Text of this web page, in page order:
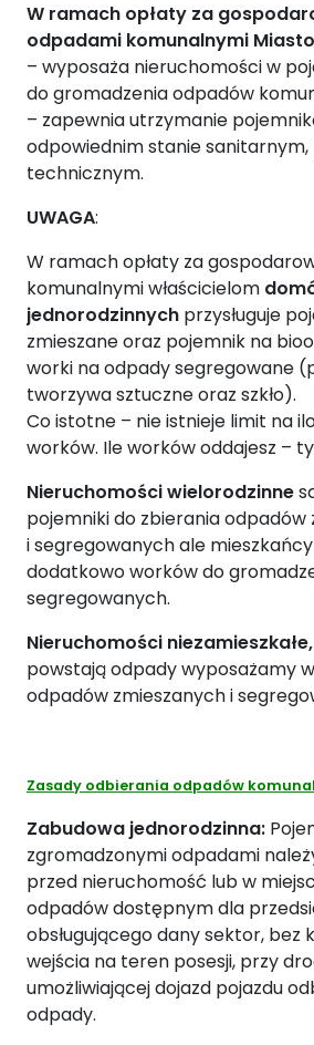
W ramach opłaty za
odpadami komunalnymi
– wyposaża nieruchomości w
do gromadzenia odpadów
– zapewnia utrzymanie
odpowiednim stanie
technicznym.
UWAGA:
W ramach opłaty za
komunalnymi właścicielom
jednorodzinnych przysługuje
zmieszane oraz pojemnik na
worki na odpady segregowane
tworzywa sztuczne oraz szkło).
Co istotne – nie istnieje limit na
worków. Ile worków oddajesz –
Nieruchomości wielorodzinne
pojemniki do zbierania odpadów
i segregowanych ale
dodatkowo worków do
segregowanych.
Nieruchomości niezamieszkałe,
powstają odpady wyposażamy
odpadów zmieszanych i
Zasady odbierania odpadów
Zabudowa jednorodzinna:
zgromadzonymi odpadami
przed nieruchomość lub w
odpadów dostępnym dla
obsługującego dany sektor, bez
wejścia na teren posesji, przy
umożliwiającej dojazd pojazdu
odpady.